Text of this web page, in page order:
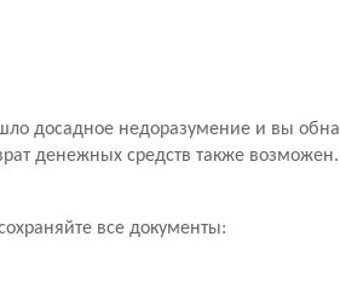
досадное недоразумение и вы
денежных средств также
все документы: